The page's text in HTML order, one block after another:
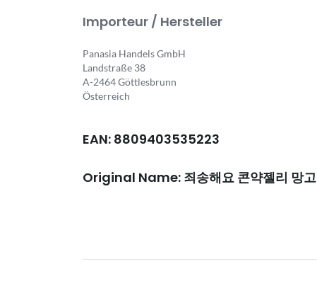
Importeur / Hersteller
Panasia Handels GmbH
Landstraße 38
A-2464 Göttlesbrunn
Österreich
EAN: 8809403535223
Original Name: 죄송해요 콘약젤리 망고